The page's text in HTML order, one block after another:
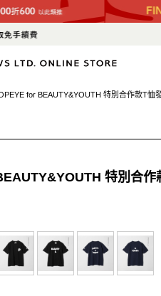
for BEAUTY&YOUTH 特別合作款T恤
特別合作